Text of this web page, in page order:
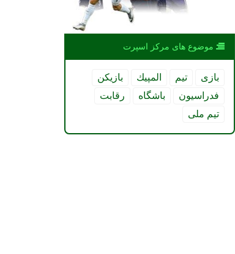
موضوع های مركز اسپرت
بازی تیم المپیك
بازیكن
فدراسیون
باشگاه
رقابت
تیم ملی